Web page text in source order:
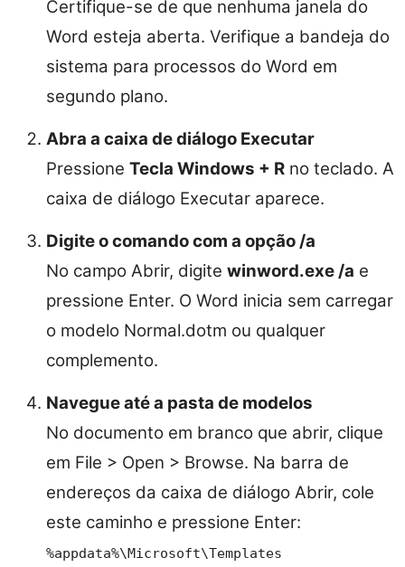
Certifique-se de que nenhuma janela do
Word esteja aberta. Verifique a bandeja do
sistema para processos do Word em
segundo plano.
Abra a caixa de diálogo Executar
Pressione Tecla Windows + R no teclado. A
caixa de diálogo Executar aparece.
Digite o comando com a opção /a
No campo Abrir, digite winword.exe /a e
pressione Enter. O Word inicia sem carregar
o modelo Normal.dotm ou qualquer
complemento.
Navegue até a pasta de modelos
No documento em branco que abrir, clique
em File > Open > Browse. Na barra de
endereços da caixa de diálogo Abrir, cole
este caminho e pressione Enter:
%appdata%\Microsoft\Templates